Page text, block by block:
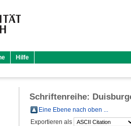
Hilfe
Schriftenreihe:
Eine Ebene nach oben ...
Exportieren als